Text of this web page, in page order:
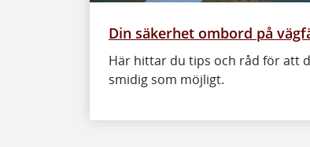
Din säkerhet ombord på
Här hittar du tips och råd för att
smidig som möjligt.